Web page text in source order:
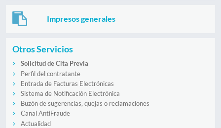
Impresos generales
Otros Servicios
Solicitud de Cita Previa
Perfil del contratante
Entrada de Facturas Electrónicas
Sistema de Notificación Electrónica
Buzón de sugerencias, quejas o reclamaciones
Canal AntiFraude
Actualidad